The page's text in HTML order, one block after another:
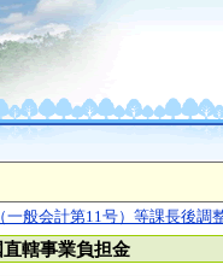
一般会計第11号）等課長後調
轄事業負担金